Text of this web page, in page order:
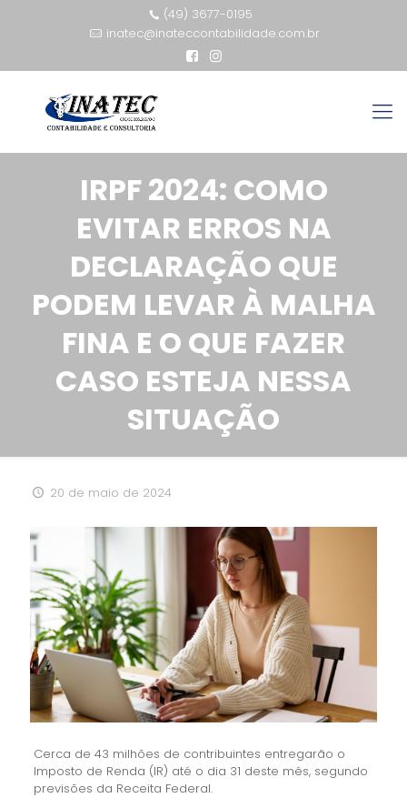
(49) 3677-0195
inatec@inateccontabilidade.com.br
IRPF 2024: COMO
EVITAR ERROS NA
DECLARAÇÃO QUE
PODEM LEVAR À MALHA
FINA E O QUE FAZER
CASO ESTEJA NESSA
SITUAÇÃO
20 de maio de 2024
Cerca de 43 milhões de contribuintes entregarão o
Imposto de Renda (IR) até o dia 31 deste mês, segundo
previsões da Receita Federal.